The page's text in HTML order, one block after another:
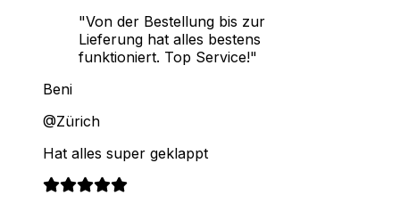
"Von der Bestellung bis zur
Lieferung hat alles bestens
funktioniert. Top Service!"
Beni
@Zürich
Hat alles super geklappt